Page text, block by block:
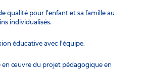
qualité pour l’enfant et sa famille au
individualisés.
éducative avec l’équipe.
en œuvre du projet pédagogique en